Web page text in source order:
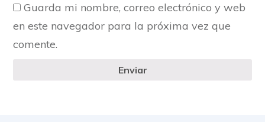
Guarda mi nombre, correo electrónico y web
en este navegador para la próxima vez que
comente.
Enviar